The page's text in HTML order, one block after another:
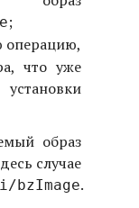
;
операцию,
что уже
образ
случае
bzImage.